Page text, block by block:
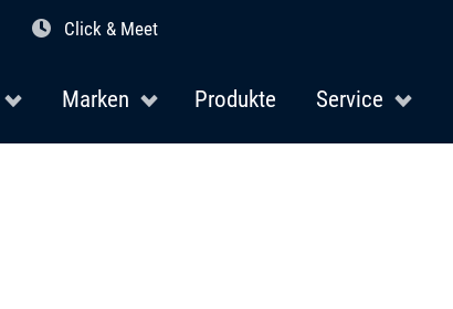
Click & Meet
Marken Produkte Service